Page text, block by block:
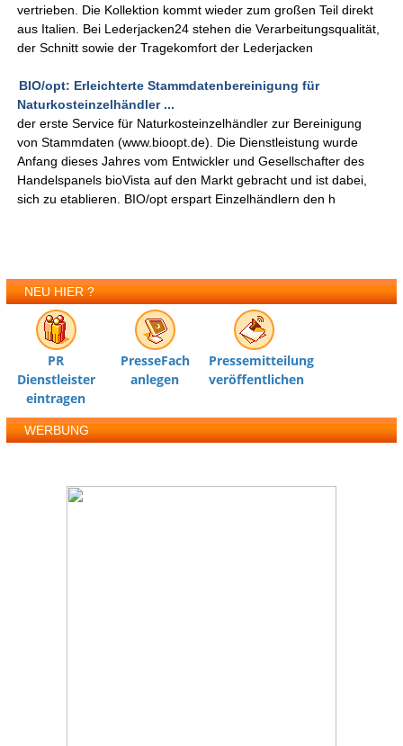
vertrieben. Die Kollektion kommt wieder zum großen Teil direkt
aus Italien. Bei Lederjacken24 stehen die Verarbeitungsqualität,
der Schnitt sowie der Tragekomfort der Lederjacken
BIO/opt: Erleichterte Stammdatenbereinigung für
Naturkosteinzelhändler ...
der erste Service für Naturkosteinzelhändler zur Bereinigung
von Stammdaten (www.bioopt.de). Die Dienstleistung wurde
Anfang dieses Jahres vom Entwickler und Gesellschafter des
Handelspanels bioVista auf den Markt gebracht und ist dabei,
sich zu etablieren. BIO/opt erspart Einzelhändlern den h
NEU HIER ?
PR
Dienstleister
eintragen
PresseFach
anlegen
Pressemitteilung
veröffentlichen
WERBUNG